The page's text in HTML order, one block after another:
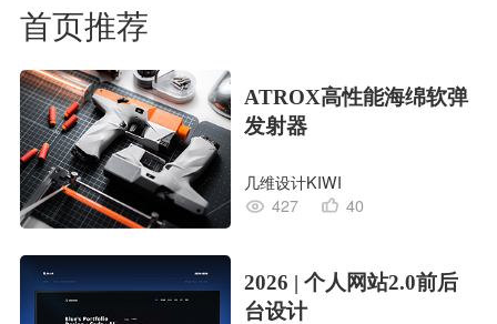
首页推荐
ATROX高性能海绵软弹
发射器
几维设计KIWI
427
40
2026 | 个人网站2.0前后
台设计